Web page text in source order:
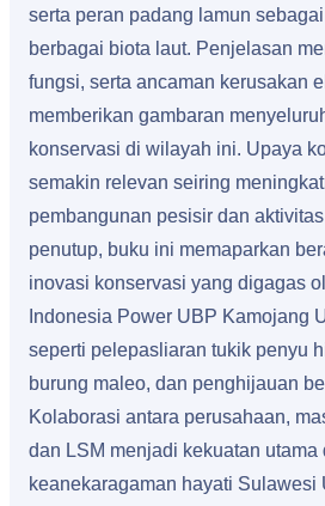
serta peran padang lamun
berbagai biota laut. Penjelasan
fungsi, serta ancaman kerusakan
memberikan gambaran
konservasi di wilayah ini. Upaya
semakin relevan seiring
pembangunan pesisir dan
penutup, buku ini memaparkan
inovasi konservasi yang digagas
Indonesia Power UBP Kamojang
seperti pelepasliaran tukik penyu
burung maleo, dan penghijauan
Kolaborasi antara perusahaan,
dan LSM menjadi kekuatan utama
keanekaragaman hayati Sulawesi